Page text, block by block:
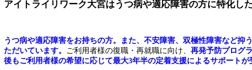
アイトライリワーク大宮はうつ病や適応障害の方に特化し
うつ病や適応障害をお持ちの方。また、不安障害、双極性障害など
ただいています。
ご利用者様の復職・再就職に向け、 再発予防プログ
後もご利用者様の希望に応じて最大3年半の定着支援によるサポートが